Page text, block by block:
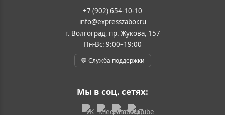
+7 (902) 654-10-10
info@expresszabor.ru
г. Волгоград, пр. Жукова, 157
Пн-Вс: 9:00–19:00
💬 Служба поддержки
Мы в соц. сетях: